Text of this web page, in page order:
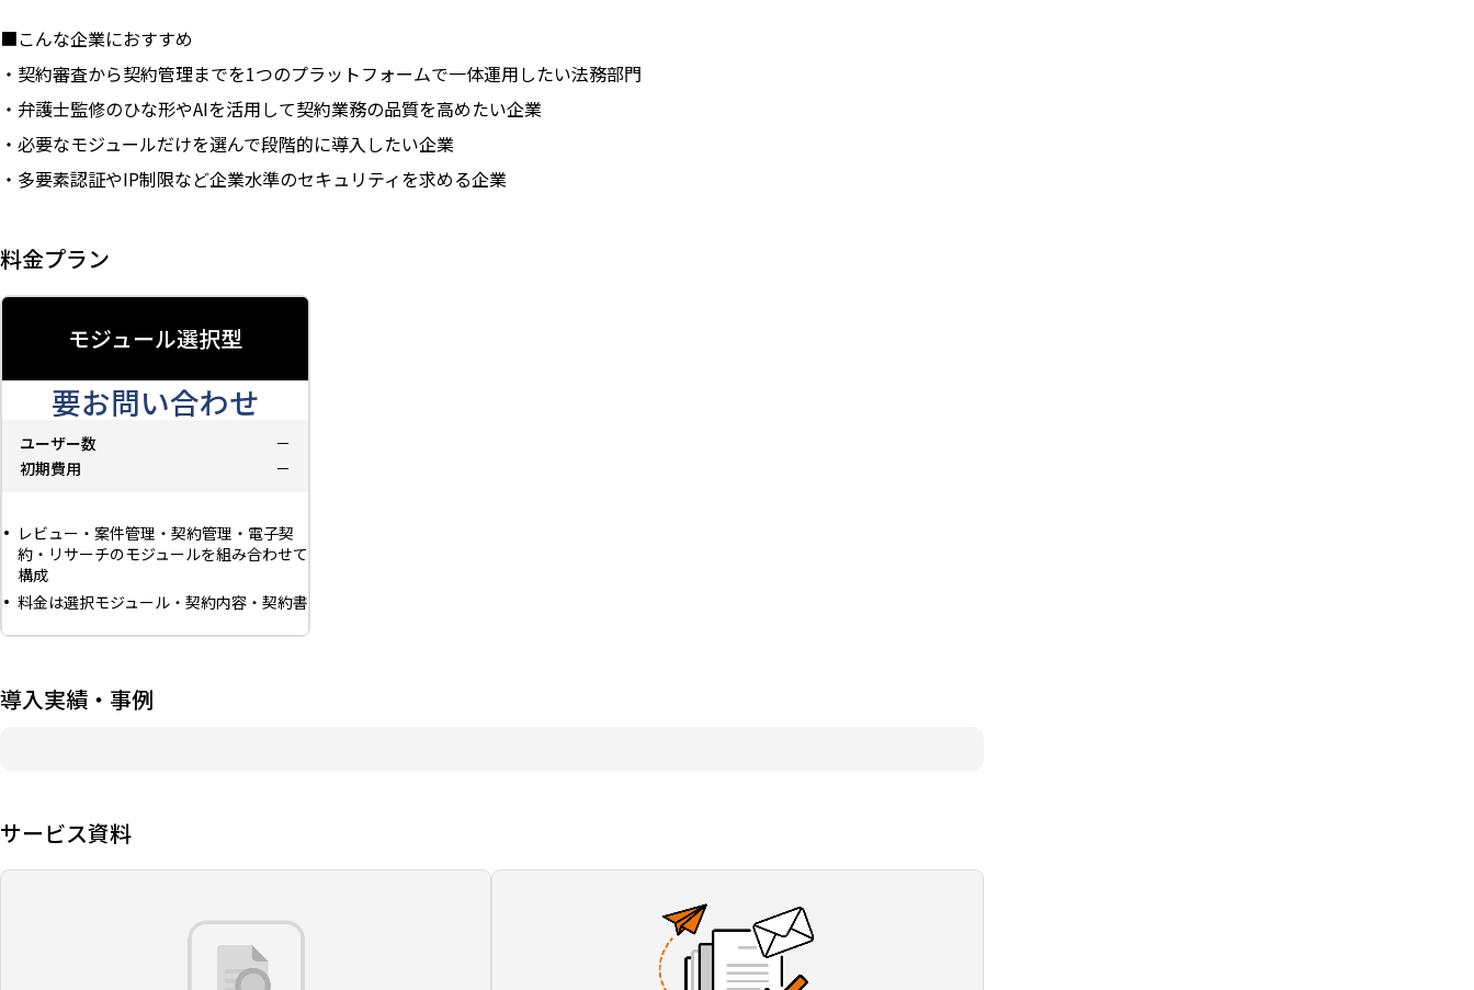
■こんな企業におすすめ
・契約審査から契約管理までを1つのプラットフォームで一体運用したい法務部門
・弁護士監修のひな形やAIを活用して契約業務の品質を高めたい企業
・必要なモジュールだけを選んで段階的に導入したい企業
・多要素認証やIP制限など企業水準のセキュリティを求める企業
料金プラン
モジュール選択型
要お問い合わせ
ユーザー数
－
初期費用
－
レビュー・案件管理・契約管理・電子契
約・リサーチのモジュールを組み合わせて
構成
料金は選択モジュール・契約内容・契約書
金が発生
導入実績・事例
サービス資料